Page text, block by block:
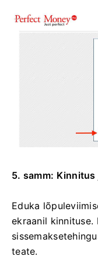
5. samm:
Eduka
ekraanil kinnituse.
teate.